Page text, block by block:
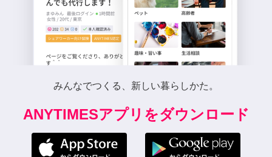
みんなでつくる、新しい暮らしかた。
ANYTIMESアプリをダウンロード